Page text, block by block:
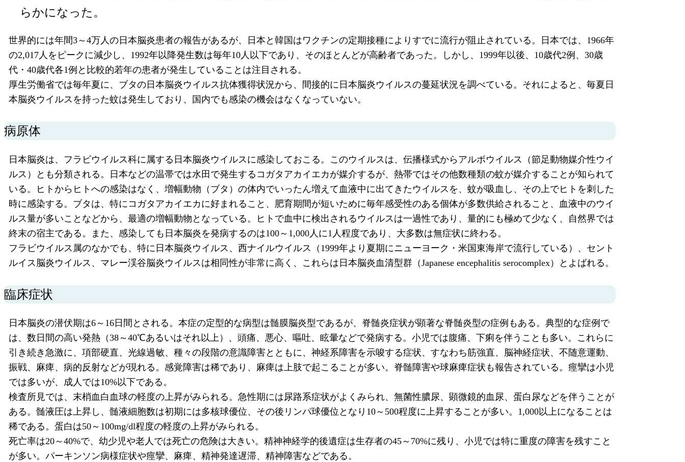
らかになった。
世界的には年間3～4万人の日本脳炎患者の報告があるが、日本と韓国はワクチンの定期接種によりすでに流行が阻止されている。日本では、1966年
の2,017人をピークに減少し、1992年以降発生数は毎年10人以下であり、そのほとんどが高齢者であった。しかし、1999年以後、10歳代2例、30歳
代・40歳代各1例と比較的若年の患者が発生していることは注目される。
厚生労働省では毎年夏に、ブタの日本脳炎ウイルス抗体獲得状況から、間接的に日本脳炎ウイルスの蔓延状況を調べている。それによると、毎夏日
本脳炎ウイルスを持った蚊は発生しており、国内でも感染の機会はなくなっていない。
病原体
日本脳炎は、フラビウイルス科に属する日本脳炎ウイルスに感染しておこる。このウイルスは、伝播様式からアルボウイルス（節足動物媒介性ウイ
ルス）とも分類される。日本などの温帯では水田で発生するコガタアカイエカが媒介するが、熱帯ではその他数種類の蚊が媒介することが知られて
いる。ヒトからヒトへの感染はなく、増幅動物（ブタ）の体内でいったん増えて血液中に出てきたウイルスを、蚊が吸血し、その上でヒトを刺した
時に感染する。ブタは、特にコガタアカイエカに好まれること、肥育期間が短いために毎年感受性のある個体が多数供給されること、血液中のウイ
ルス量が多いことなどから、最適の増幅動物となっている。ヒトで血中に検出されるウイルスは一過性であり、量的にも極めて少なく、自然界では
終末の宿主である。また、感染しても日本脳炎を発病するのは100～1,000人に1人程度であり、大多数は無症状に終わる。
フラビウイルス属のなかでも、特に日本脳炎ウイルス、西ナイルウイルス（1999年より夏期にニューヨーク・米国東海岸で流行している）、セント
ルイス脳炎ウイルス、マレー渓谷脳炎ウイルスは相同性が非常に高く、これらは日本脳炎血清型群（Japanese encephalitis serocomplex）とよばれる。
臨床症状
日本脳炎の潜伏期は6～16日間とされる。本症の定型的な病型は髄膜脳炎型であるが、脊髄炎症状が顕著な脊髄炎型の症例もある。典型的な症例で
は、数日間の高い発熱（38～40℃あるいはそれ以上）、頭痛、悪心、嘔吐、眩暈などで発病する。小児では腹痛、下痢を伴うことも多い。これらに
引き続き急激に、項部硬直、光線過敏、種々の段階の意識障害とともに、神経系障害を示唆する症状、すなわち筋強直、脳神経症状、不随意運動、
振戦、麻痺、病的反射などが現れる。感覚障害は稀であり、麻痺は上肢で起こることが多い。脊髄障害や球麻痺症状も報告されている。痙攣は小児
では多いが、成人では10%以下である。
検査所見では、末梢血白血球の軽度の上昇がみられる。急性期には尿路系症状がよくみられ、無菌性膿尿、顕微鏡的血尿、蛋白尿などを伴うことが
ある。髄液圧は上昇し、髄液細胞数は初期には多核球優位、その後リンパ球優位となり10～500程度に上昇することが多い。1,000以上になることは
稀である。蛋白は50～100mg/dl程度の軽度の上昇がみられる。
死亡率は20～40%で、幼少児や老人では死亡の危険は大きい。精神神経学的後遺症は生存者の45～70%に残り、小児では特に重度の障害を残すこと
が多い。パーキンソン病様症状や痙攣、麻痺、精神発達遅滞、精神障害などである。